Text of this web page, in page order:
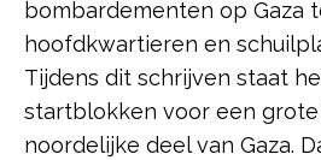
bombardementen op Gaza
hoofdkwartieren en
Tijdens dit schrijven staat
startblokken voor een
noordelijke deel van Gaza.